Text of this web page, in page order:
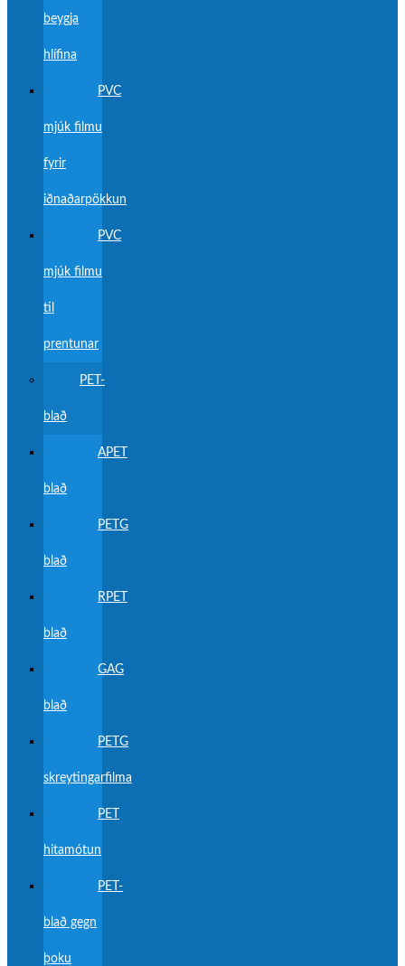
beygja
hlífina
PVC
mjúk filmu
fyrir
iðnaðarpökkun
PVC
mjúk filmu
til
prentunar
PET-
blað
APET
blað
PETG
blað
RPET
blað
GAG
blað
PETG
skreytingarfilma
PET
hitamótun
PET-
blað gegn
þoku